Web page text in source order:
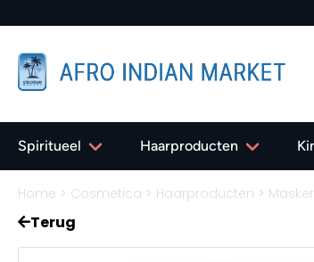
Spiritueel Haarproducten
Home > Cosmetica > Haarproducten >
Terug